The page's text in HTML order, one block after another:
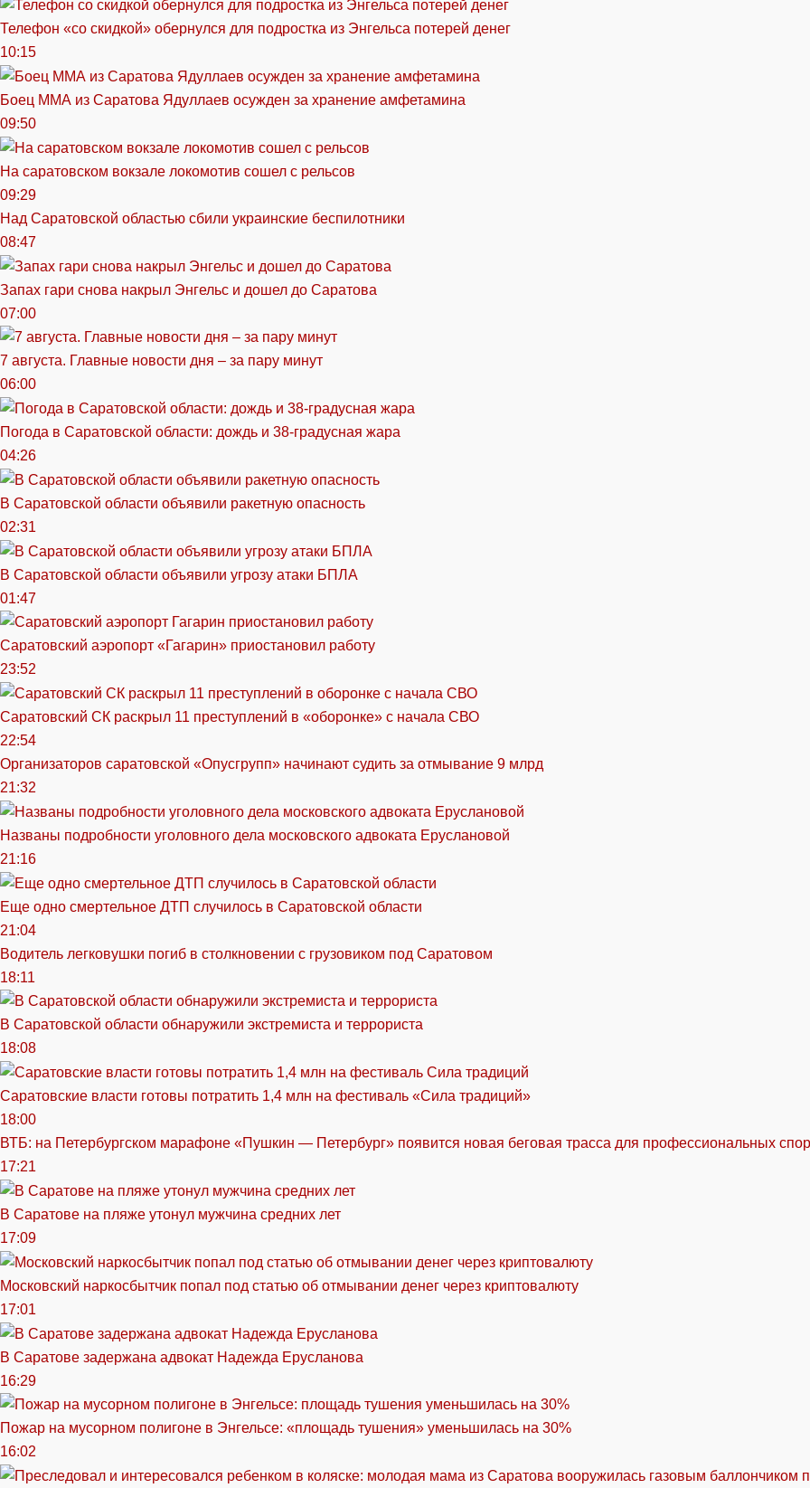
Телефон «со скидкой» обернулся для подростка из Энгельса потерей денег
10:15
Боец ММА из Саратова Ядуллаев осужден за хранение амфетамина
09:50
На саратовском вокзале локомотив сошел с рельсов
09:29
Над Саратовской областью сбили украинские беспилотники
08:47
Запах гари снова накрыл Энгельс и дошел до Саратова
07:00
7 августа. Главные новости дня – за пару минут
06:00
Погода в Саратовской области: дождь и 38-градусная жара
04:26
В Саратовской области объявили ракетную опасность
02:31
В Саратовской области объявили угрозу атаки БПЛА
01:47
Саратовский аэропорт «Гагарин» приостановил работу
23:52
Саратовский СК раскрыл 11 преступлений в «оборонке» с начала СВО
22:54
Организаторов саратовской «Опусгрупп» начинают судить за отмывание 9 млрд
21:32
Названы подробности уголовного дела московского адвоката Еруслановой
21:16
Еще одно смертельное ДТП случилось в Саратовской области
21:04
Водитель легковушки погиб в столкновении с грузовиком под Саратовом
18:11
В Саратовской области обнаружили экстремиста и террориста
18:08
Саратовские власти готовы потратить 1,4 млн на фестиваль «Сила традиций»
18:00
ВТБ: на Петербургском марафоне «Пушкин — Петербург» появится новая беговая трасса для профессиональных
17:21
В Саратове на пляже утонул мужчина средних лет
17:09
Московский наркосбытчик попал под статью об отмывании денег через криптовалюту
17:01
В Саратове задержана адвокат Надежда Ерусланова
16:29
Пожар на мусорном полигоне в Энгельсе: «площадь тушения» уменьшилась на 30%
16:02